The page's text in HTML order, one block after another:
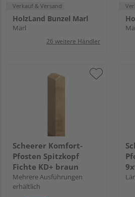
Verkauf & Versand
HolzLand Bunzel Marl
Marl
26 weitere Händler
Scheerer Komfort-
Pfosten Spitzkopf
Fichte KD+ braun
Mehrere Ausführungen
erhältlich